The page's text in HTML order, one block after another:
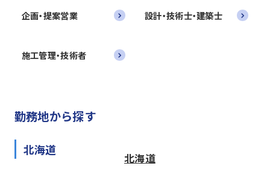
企画・提案営業 設計・技術士・建築士
施工管理・技術者
勤務地から探す
北海道
北海道